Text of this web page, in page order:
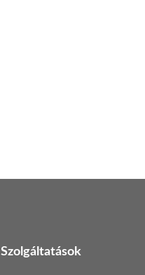
Szolgáltatások